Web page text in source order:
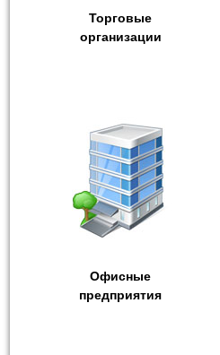
Торговые
организации
Офисные
предприятия